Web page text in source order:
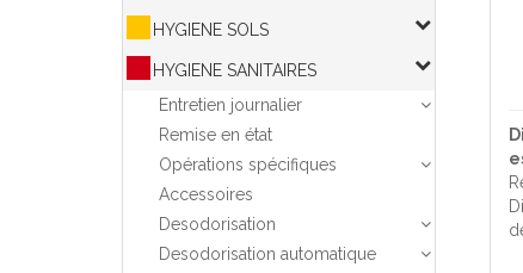
HYGIENE SOLS
HYGIENE SANITAIRES
Entretien journalier
Remise en état
Opérations spécifiques
Accessoires
Desodorisation
Desodorisation automatique